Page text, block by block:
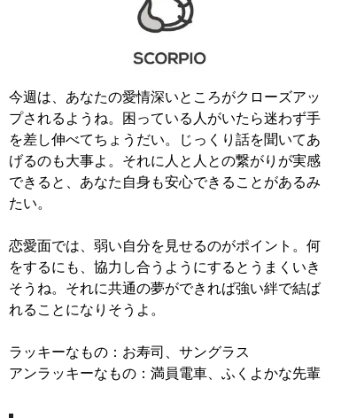
今週は、あなたの愛情深いところがクローズアッ
プされるようね。困っている人がいたら迷わず手
を差し伸べてちょうだい。じっくり話を聞いてあ
げるのも大事よ。それに人と人との繋がりが実感
できると、あなた自身も安心できることがあるみ
たい。
恋愛面では、弱い自分を見せるのがポイント。何
をするにも、協力し合うようにするとうまくいき
そうね。それに共通の夢ができれば強い絆で結ば
れることになりそうよ。
ラッキーなもの：お寿司、サングラス
アンラッキーなもの：満員電車、ふくよかな先輩